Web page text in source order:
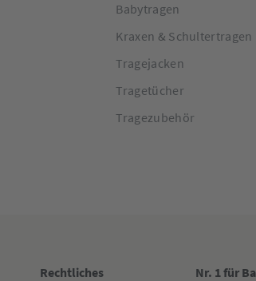
Babytragen
Kraxen & Schultertragen
Tragejacken
Tragetücher
Tragezubehör
Rechtliches
Nr. 1 für